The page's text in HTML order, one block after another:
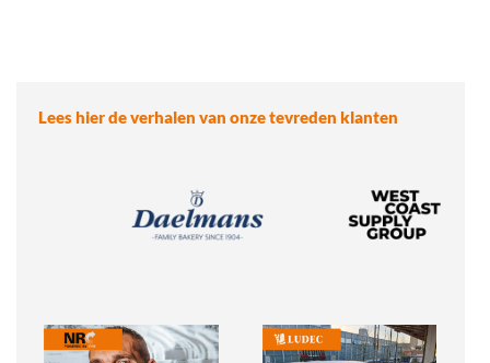
Lees hier de verhalen van onze tevreden klanten